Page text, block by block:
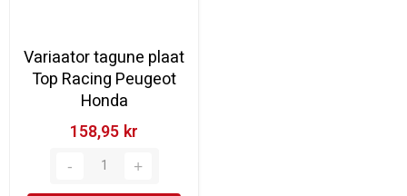
Variaator tagune plaat
Top Racing Peugeot
Honda
158,95 kr‎